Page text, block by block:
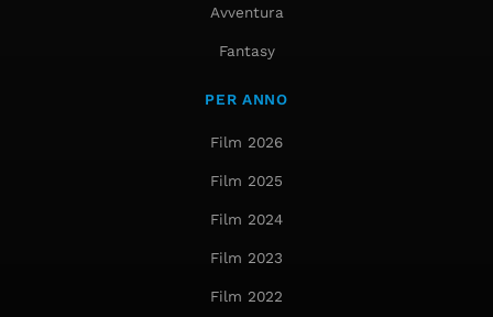
Avventura
Fantasy
PER ANNO
Film 2026
Film 2025
Film 2024
Film 2023
Film 2022